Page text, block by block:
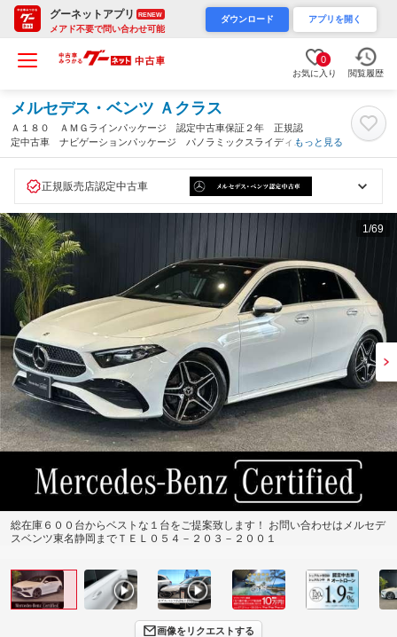
グーネットアプリ RENEW
メアド不要で問い合わせ可能
ダウンロード アプリを開く
0
お気に入り 閲覧履歴
メルセデス・ベンツ Ａクラス
Ａ１８０ ＡＭＧラインパッケージ 認定中古車保証２年 正規認
定中古車 ナビゲーションパッケージ パノラミックスライディン
グルーフ アドバンスドパッケージ メモリ付きパワーシート シ
都）
もっと見る
正規販売店認定中古車
1 /69
総在庫６００台からベストな１台をご提案致します！ お問い合わせはメルセデ
スベンツ東名静岡までＴＥＬ０５４－２０３－２００１
画像をリクエストする